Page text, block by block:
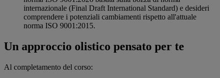
internazionale (Final Draft International Standard) e desideri
comprendere i potenziali cambiamenti rispetto all'attuale
norma ISO 9001:2015.
Un approccio olistico pensato per te
Al completamento del corso: